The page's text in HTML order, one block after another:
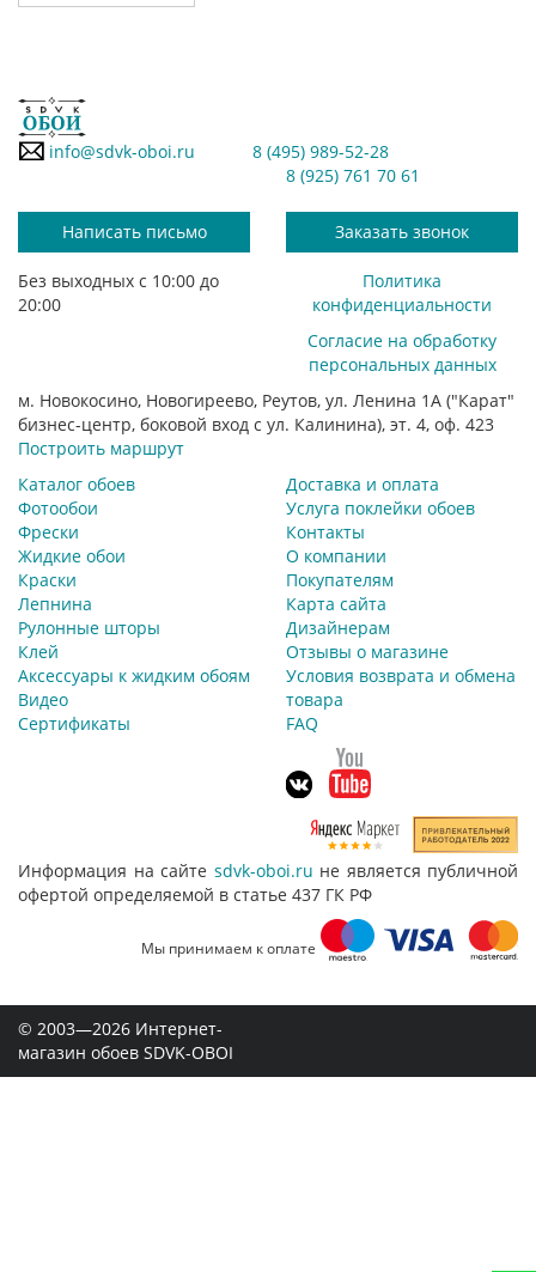
info@sdvk-oboi.ru
8 (495) 989-52-28
8 (925) 761 70 61
Написать письмо Заказать звонок
Без выходных с 10:00 до
20:00
Политика
конфиденциальности
Согласие на обработку
персональных данных
м. Новокосино, Новогиреево, Реутов, ул. Ленина 1А ("Карат"
бизнес-центр, боковой вход с ул. Калинина), эт. 4, оф. 423
Построить маршрут
Каталог обоев
Фотообои
Фрески
Жидкие обои
Краски
Лепнина
Рулонные шторы
Клей
Аксессуары к жидким обоям
Видео
Сертификаты
Доставка и оплата
Услуга поклейки обоев
Контакты
О компании
Покупателям
Карта сайта
Дизайнерам
Отзывы о магазине
Условия возврата и обмена
товара
FAQ
Информация на сайте sdvk-oboi.ru не является публичной
офертой определяемой в статье 437 ГК РФ
Мы принимаем к оплате
© 2003—2026 Интернет-
магазин обоев SDVK-OBOI